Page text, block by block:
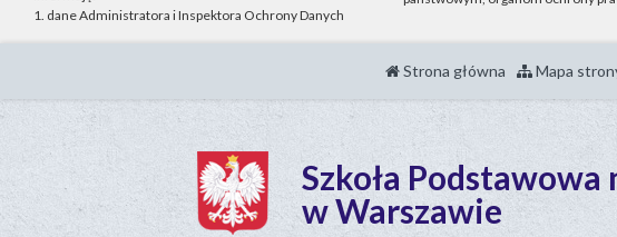
1. dane Administratora i Inspektora Ochrony Danych
Strona główna Mapa
Szkoła
w Warszawie